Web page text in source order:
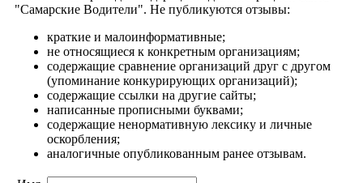
"Самарские Водители". Не публикуются отзывы:
краткие и малоинформативные;
не относящиеся к конкретным организациям;
содержащие сравнение организаций друг с другом
(упоминание конкурирующих организаций);
содержащие ссылки на другие сайты;
написанные прописными буквами;
содержащие ненормативную лексику и личные
оскорбления;
аналогичные опубликованным ранее отзывам.